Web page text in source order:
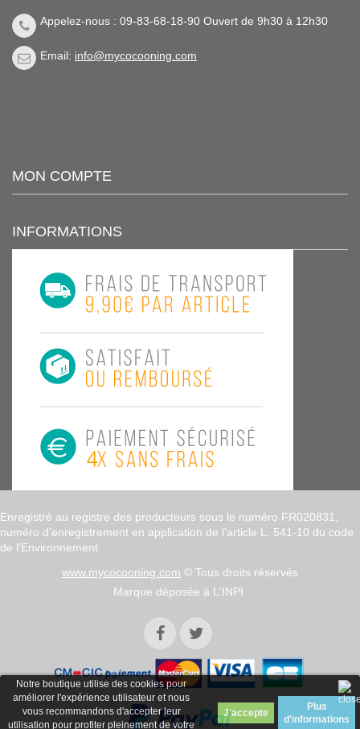
Notre boutique utilise des cookies pour
améliorer l'expérience utilisateur et nous
vous recommandons d'accepter leur
utilisation pour profiter pleinement de votre
Plus
d'informations
Appelez-nous : 09-83-68-18-90 Ouvert de 9h30 à 12h30
Email: info@mycocooning.com
MON COMPTE
INFORMATIONS
Enregistré au registre des producteurs sous le numéro FR020831,
numéro d’enregistrement en application de l’article L. 541-10 du code
de l'Environnement.
www.mycocooning.com © Tous droits réservés
Marque déposée à L'INPI